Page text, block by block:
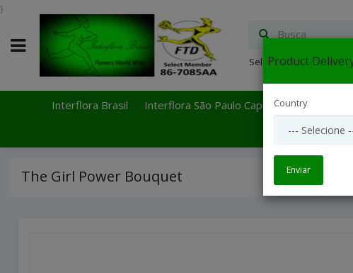
Select Language▼
Interflora Brasil Interflora São Paulo Capital Interflora
The Girl Power Bouquet
}
Product
Country
Enviar